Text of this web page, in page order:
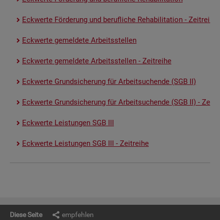
Eck­wer­te För­de­rung und be­ruf­li­che Re­ha­bi­li­ta­ti­on - Zeit­rei­he
Eck­wer­te ge­mel­de­te Ar­beits­stel­len
Eck­wer­te ge­mel­de­te Ar­beits­stel­len - Zeit­rei­he
Eck­wer­te Grund­si­che­rung für Ar­beit­su­chen­de (SGB II)
Eck­wer­te Grund­si­che­rung für Ar­beit­su­chen­de (SGB II) -
Eck­wer­te Leis­tun­gen SGB III
Eck­wer­te Leis­tun­gen SGB III - Zeit­rei­he
Diese Seite empfehlen